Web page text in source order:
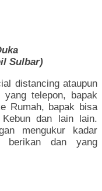
Sulbar)
distancing ataupun
telepon, bapak
bapak bisa
dan lain lain.
mengukur kadar
berikan dan yang